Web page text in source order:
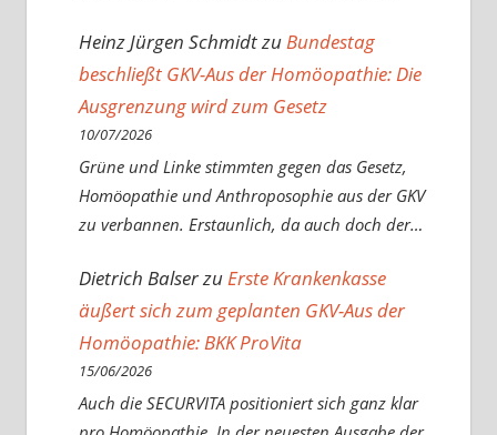
Heinz Jürgen SchmidtzuBundestag
beschließt GKV-Aus der Homöopathie: Die
Ausgrenzung wird zum Gesetz
10/07/2026
Grüne und Linke stimmten gegen das Gesetz,
Homöopathie und Anthroposophie aus der GKV
zu verbannen. Erstaunlich, da auch doch der…
Dietrich BalserzuErste Krankenkasse
äußert sich zum geplanten GKV-Aus der
Homöopathie: BKK ProVita
15/06/2026
Auch die SECURVITA positioniert sich ganz klar